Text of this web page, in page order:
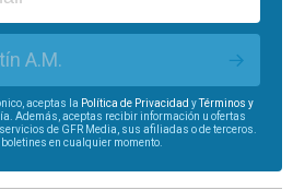
A.M.
aceptas la Política de Privacidad yTérminos y
Además, aceptas recibir información u ofertas
de GFR Media, sus afiliadas o de terceros.
en cualquier momento.